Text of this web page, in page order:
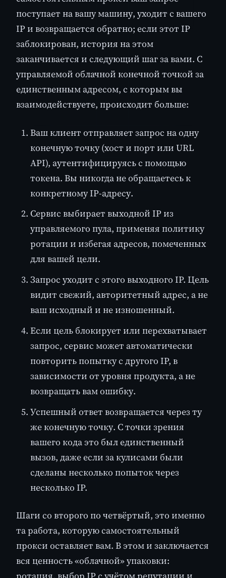
поступает на вашу машину, уходит с вашего
IP и возвращается обратно; если этот IP
заблокирован, история на этом
заканчивается и следующий шаг за вами. С
управляемой облачной конечной точкой за
единственным адресом, с которым вы
взаимодействуете, происходит больше:
Ваш клиент отправляет запрос на одну
конечную точку (хост и порт или URL
API), аутентифицируясь с помощью
токена. Вы никогда не обращаетесь к
конкретному IP-адресу.
Сервис выбирает выходной IP из
управляемого пула, применяя политику
ротации и избегая адресов, помеченных
для вашей цели.
Запрос уходит с этого выходного IP. Цель
видит свежий, авторитетный адрес, а не
ваш исходный и не изношенный.
Если цель блокирует или перехватывает
запрос, сервис может автоматически
повторить попытку с другого IP, в
зависимости от уровня продукта, а не
возвращать вам ошибку.
Успешный ответ возвращается через ту
же конечную точку. С точки зрения
вашего кода это был единственный
вызов, даже если за кулисами были
сделаны несколько попыток через
несколько IP.
Шаги со второго по четвёртый, это именно
та работа, которую самостоятельный
прокси оставляет вам. В этом и заключается
вся ценность «облачной» упаковки: